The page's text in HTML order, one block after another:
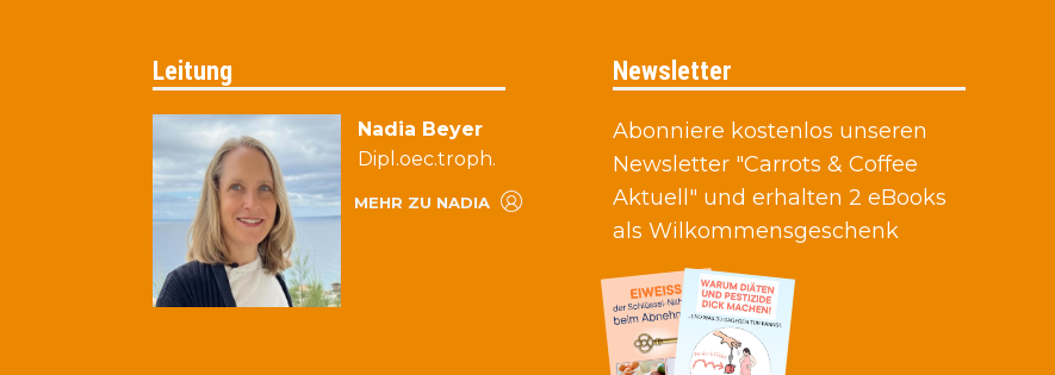
Leitung
Nadia Beyer
Dipl.oec.troph.
MEHR ZU NADIA
Newsletter
Abonniere kostenlos unseren
Newsletter "Carrots & Coffee
Aktuell" und erhalten 2 eBooks
als Wilkommensgeschenk